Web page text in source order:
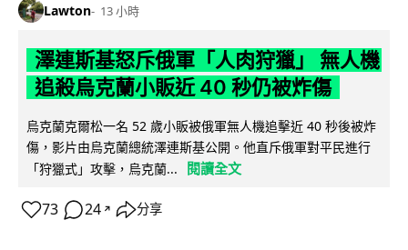
Lawton 13 小時
澤連斯基怒斥俄軍「人肉狩獵」 無人機
追殺烏克蘭小販近 40 秒仍被炸傷
烏克蘭克爾松一名 52 歲小販被俄軍無人機追擊近 40 秒後被炸
傷，影片由烏克蘭總統澤連斯基公開。他直斥俄軍對平民進行
「狩獵式」攻擊，烏克蘭...
閱讀全文
73 24 ↗ 分享